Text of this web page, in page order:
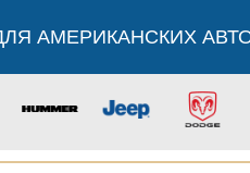
АМЕРИКАНСКИХ